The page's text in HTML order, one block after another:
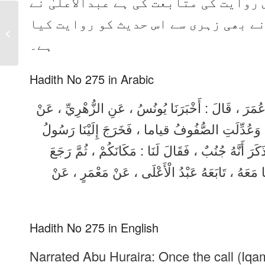
بھی زہری سے اس حدیث کو روایت کیا
ہے۔
Hadith No 275 in Arabic
، قَالَ : أَخْبَرَنَا يُونُسُ ، عَنِ الزُّهْرِيِّ ، عَنْ
الصُّفُوفُ قياما ، فَخَرَجَ إِلَيْنَا رَسُولُ
أَنَّهُ جُنُبٌ ، فَقَالَ لَنَا : مَكَانَكُمْ ، ثُمَّ رَجَعَ
، تَابَعَهُ عَبْدُ الْأَعْلَى ، عَنْ مَعْمَرٍ ، عَنْ
Hadith No 275 in English
Narrated Abu Huraira: Once the call
Sahih Bukhari Hadith
No 274 in Urdu, Arabic
and English